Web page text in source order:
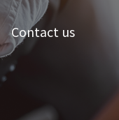
Contact us